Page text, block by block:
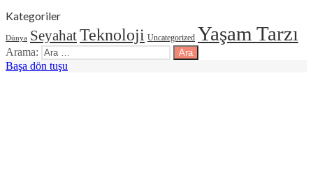
Kategoriler
Dünya SeyahatTeknoloji Uncategorized Yaşam Tarzı
Arama:
Başa dön tuşu